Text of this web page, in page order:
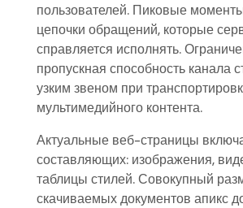
пользователей. Пиковые
цепочки обращений, которые
справляется исполнять.
пропускная способность канала
узким звеном при
мультимедийного контента.
Актуальные веб-страницы
составляющих: изображения,
таблицы стилей. Совокупный
скачиваемых документов апикс